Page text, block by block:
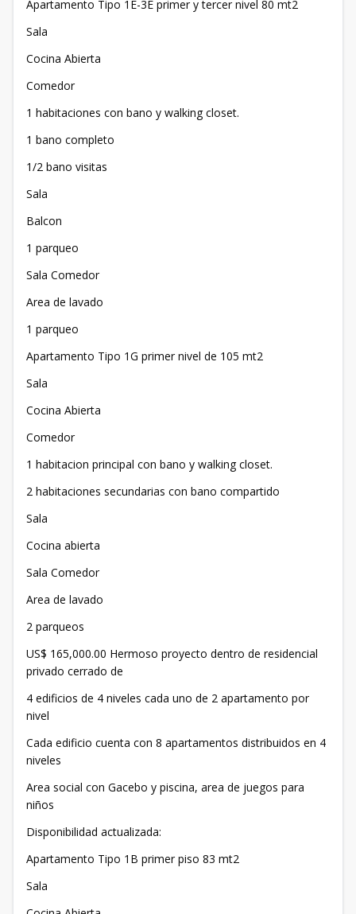
Apartamento Tipo 1E-3E primer y tercer nivel 80 mt2
Sala
Cocina Abierta
Comedor
1 habitaciones con bano y walking closet.
1 bano completo
1/2 bano visitas
Sala
Balcon
1 parqueo
Sala Comedor
Area de lavado
1 parqueo
Apartamento Tipo 1G primer nivel de 105 mt2
Sala
Cocina Abierta
Comedor
1 habitacion principal con bano y walking closet.
2 habitaciones secundarias con bano compartido
Sala
Cocina abierta
Sala Comedor
Area de lavado
2 parqueos
US$ 165,000.00 Hermoso proyecto dentro de residencial
privado cerrado de
4 edificios de 4 niveles cada uno de 2 apartamento por
nivel
Cada edificio cuenta con 8 apartamentos distribuidos en 4
niveles
Area social con Gacebo y piscina, area de juegos para
niños
Disponibilidad actualizada:
Apartamento Tipo 1B primer piso 83 mt2
Sala